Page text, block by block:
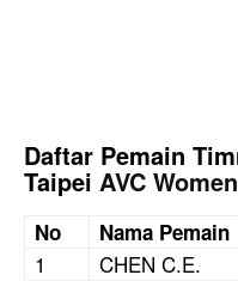
Daftar Pemain
Taipei AVC
No Nama Pemain
1 CHEN C.E.